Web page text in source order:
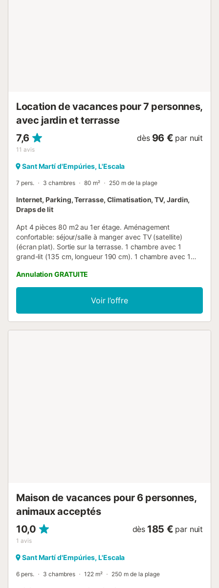
Location de vacances pour 7 personnes,
avec jardin et terrasse
7,6
11 avis
dès 96 € par nuit
Sant Martí d'Empúries, L'Escala
7 pers. 3 chambres 80 m² 250 m de la plage
Internet, Parking, Terrasse, Climatisation, TV, Jardin,
Draps de lit
Apt 4 pièces 80 m2 au 1er étage. Aménagement
confortable: séjour/salle à manger avec TV (satellite)
(écran plat). Sortie sur la terrasse. 1 chambre avec 1
grand-lit (135 cm, longueur 190 cm). 1 chambre avec 1
avec 1 x 2 lits superposés (80 cm, longueur 190 cm), 1
grand-lit (160 cm, longueur 200 cm). Sortie sur la terrasse.
Cuisine (four, 4 plaques vitrocéramiques, grille-pain,
bouilloire électrique, cafetière électrique). 2 douches/WC.
Chauffage électrique, air-conditionné. Terrasse 10 m2,
Annulation GRATUITE
Voir l’offre
Maison de vacances pour 6 personnes,
animaux acceptés
10,0
1 avis
dès 185 € par nuit
Sant Martí d'Empúries, L'Escala
6 pers. 3 chambres 122 m² 250 m de la plage